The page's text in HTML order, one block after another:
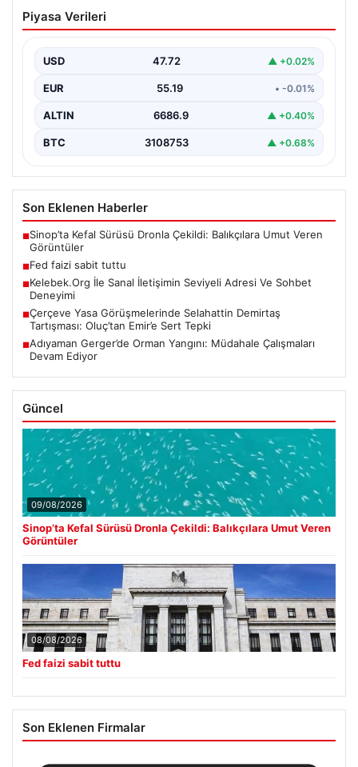
Fed faizi sabit tuttu
{"title": "ABD Merkez Bankası Faizleri Sabit Tuttu",
Piyasa Verileri
USD 47.72 ▲ +0.02%
EUR 55.19 • -0.01%
ALTIN 6686.9 ▲ +0.40%
BTC 3108753 ▲ +0.68%
Son Eklenen Haberler
■Sinop’ta Kefal Sürüsü Dronla Çekildi: Balıkçılara Umut Veren
Görüntüler
■Fed faizi sabit tuttu
■Kelebek.Org İle Sanal İletişimin Seviyeli Adresi Ve Sohbet
Deneyimi
■Çerçeve Yasa Görüşmelerinde Selahattin Demirtaş
Tartışması: Oluç’tan Emir’e Sert Tepki
■Adıyaman Gerger’de Orman Yangını: Müdahale Çalışmaları
Devam Ediyor
Güncel
09/08/2026
Sinop’ta Kefal Sürüsü Dronla Çekildi: Balıkçılara Umut Veren
Görüntüler
08/08/2026
Fed faizi sabit tuttu
Son Eklenen Firmalar